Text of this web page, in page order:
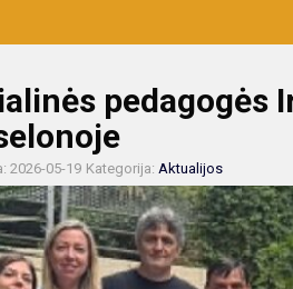
pedagogės
2026-05-19 Kategorija: Aktualijos